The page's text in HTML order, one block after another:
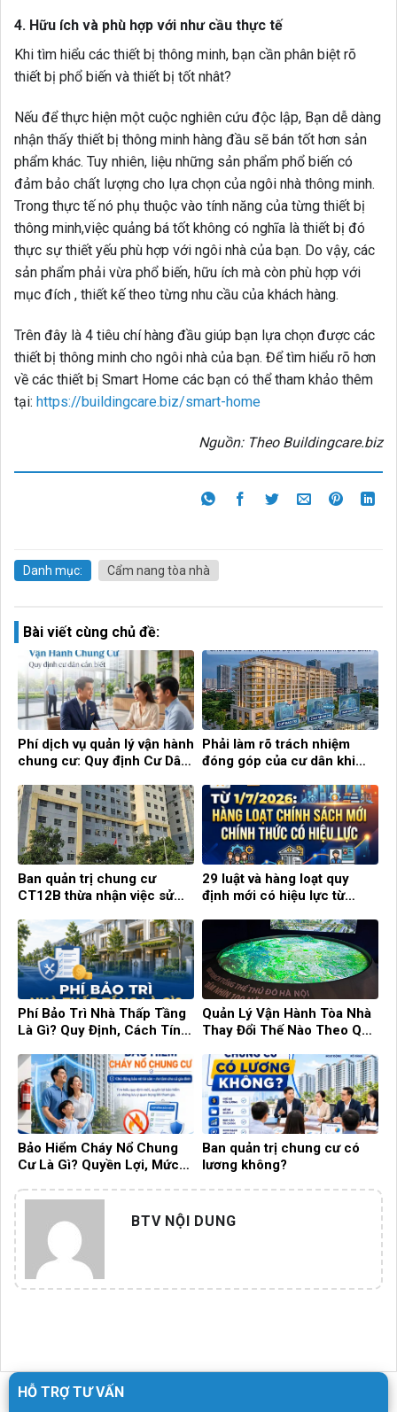
4. Hữu ích và phù hợp với như cầu thực tế
Khi tìm hiểu các thiết bị thông minh, bạn cần phân biệt rõ
thiết bị phổ biến và thiết bị tốt nhât?
Nếu để thực hiện một cuộc nghiên cứu độc lập, Bạn dễ dàng
nhận thấy thiết bị thông minh hàng đầu sẽ bán tốt hơn sản
phẩm khác. Tuy nhiên, liệu những sản phẩm phổ biến có
đảm bảo chất lượng cho lựa chọn của ngôi nhà thông minh.
Trong thực tế nó phụ thuộc vào tính năng của từng thiết bị
thông minh,việc quảng bá tốt không có nghĩa là thiết bị đó
thực sự thiết yếu phù hợp với ngôi nhà của bạn. Do vậy, các
sản phẩm phải vừa phổ biến, hữu ích mà còn phù hợp với
mục đích , thiết kế theo từng nhu cầu của khách hàng.
Trên đây là 4 tiêu chí hàng đầu giúp bạn lựa chọn được các
thiết bị thông minh cho ngôi nhà của bạn. Để tìm hiểu rõ hơn
về các thiết bị Smart Home các bạn có thể tham khảo thêm
tại: https://buildingcare.biz/smart-home
Nguồn: Theo Buildingcare.biz
Danh mục: Cẩm nang tòa nhà
Bài viết cùng chủ đề:
Phí dịch vụ quản lý vận hành
chung cư: Quy định Cư Dân
Phải làm rõ trách nhiệm
đóng góp của cư dân khi
Ban quản trị chung cư
CT12B thừa nhận việc sử
29 luật và hàng loạt quy
định mới có hiệu lực từ
Phí Bảo Trì Nhà Thấp Tầng
Là Gì? Quy Định, Cách Tính
Quản Lý Vận Hành Tòa Nhà
Thay Đổi Thế Nào Theo Quy
Bảo Hiểm Cháy Nổ Chung
Cư Là Gì? Quyền Lợi, Mức
Ban quản trị chung cư có
lương không?
BTV NỘI DUNG
HỖ TRỢ TƯ VẤN